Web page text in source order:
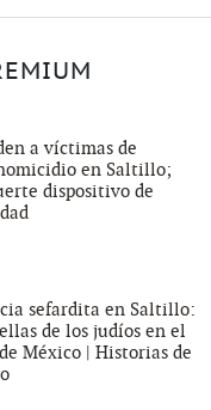
a víctimas de
en Saltillo;
dispositivo de
sefardita en Saltillo:
de los judíos en el
México | Historias de